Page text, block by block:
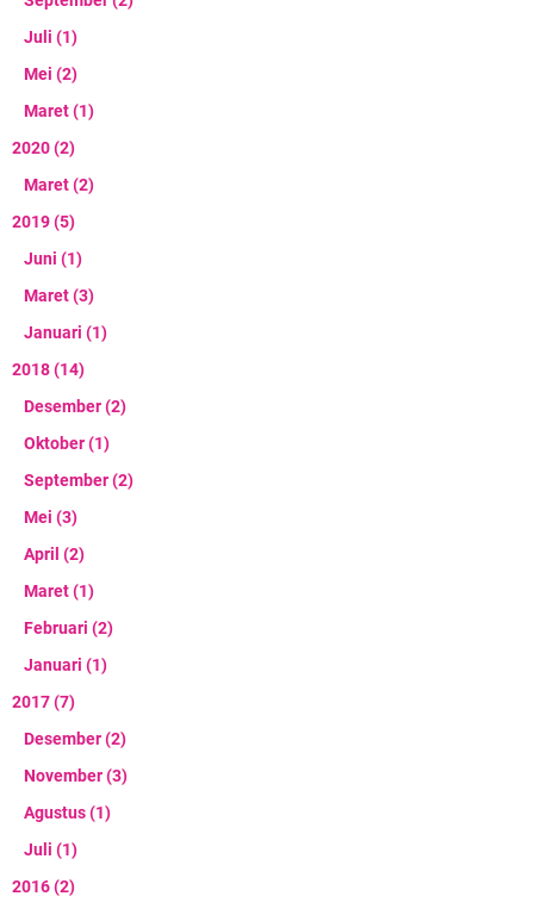
Juli (1)
Mei (2)
Maret(1)
2020(2)
Maret(2)
2019(5)
Juni (1)
Maret(3)
Januari (1)
2018(14)
Desember(2)
Oktober(1)
September(2)
Mei (3)
April (2)
Maret(1)
Februari (2)
Januari (1)
2017(7)
Desember(2)
November(3)
Agustus(1)
Juli (1)
2016(2)